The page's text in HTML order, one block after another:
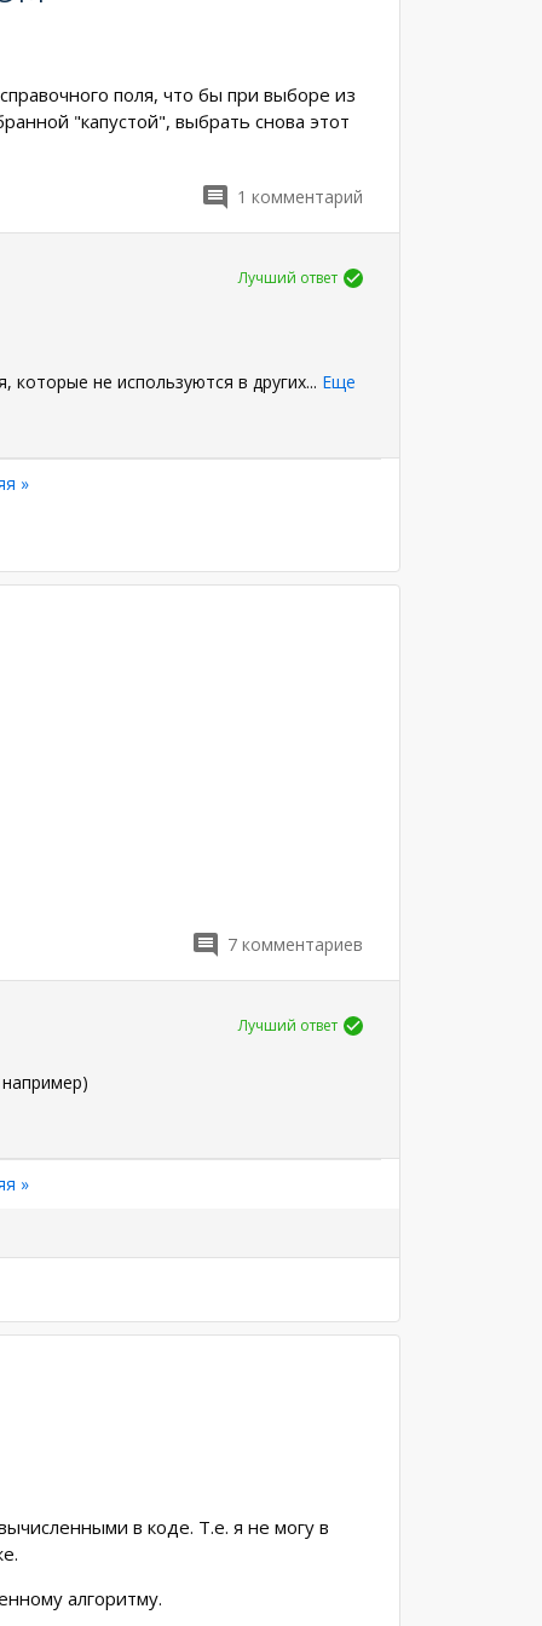
поля, что бы при выборе из
"капустой", выбрать снова этот
1 комментарий
Лучший ответ
не используются в других... Еще
»
7 комментариев
Лучший ответ
»
в коде. Т.е. я не могу в
алгоритму.